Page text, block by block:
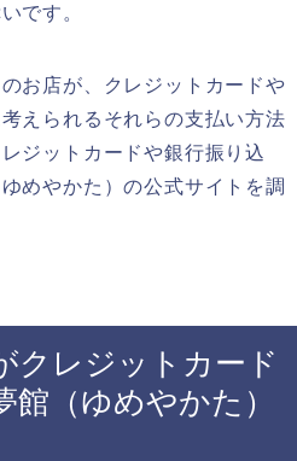
です。
お店が、クレジットカードや
えられるそれらの支払い方法
ジットカードや銀行振り込
めやかた）の公式サイトを調
クレジットカード
（ゆめやかた）